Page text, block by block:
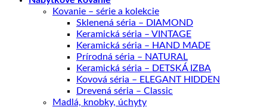
Kovanie – série a kolekcie
Sklenená séria – DIAMOND
Keramická séria – VINTAGE
Keramická séria – HAND MADE
Prírodná séria – NATURAL
Keramická séria – DETSKÁ IZBA
Kovová séria – ELEGANT HIDDEN
Drevená séria – Classic
Madlá, knobky, úchyty